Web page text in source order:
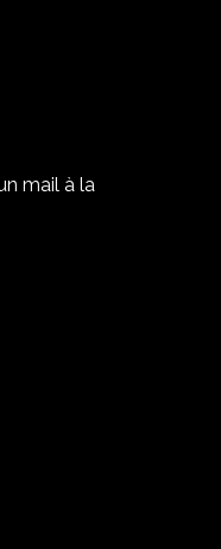
mail à la